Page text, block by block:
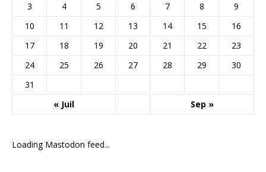
3
4 5 6 7 8
9
10
11 12 13 14 15
16
17
18 19 20 21 22
23
24
25 26 27 28 29
30
31
« Juil
Sep »
Loading Mastodon feed...